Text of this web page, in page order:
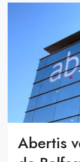
Abertis